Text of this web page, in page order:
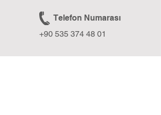
Telefon Numarası
+90 535 374 48 01
E-posta